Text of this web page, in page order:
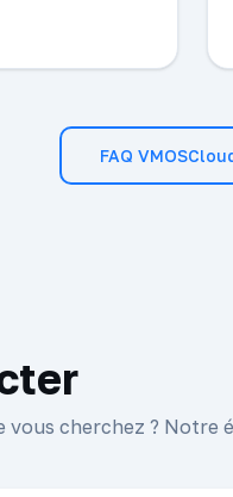
FAQ
vous cherchez ? Notre